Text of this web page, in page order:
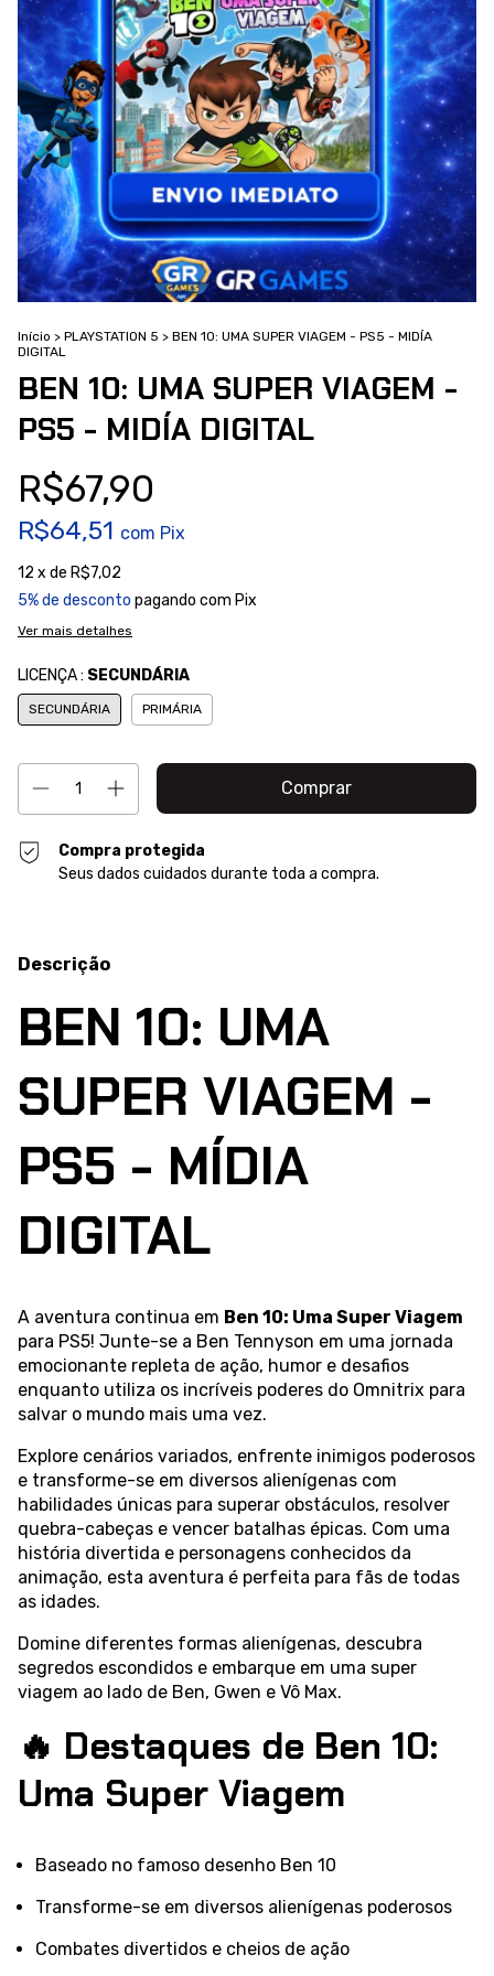
Início > PLAYSTATION 5 > BEN 10: UMA SUPER VIAGEM - PS5 - MIDÍA
DIGITAL
BEN 10: UMA SUPER VIAGEM -
PS5 - MIDÍA DIGITAL
R$67,90
R$64,51 com Pix
12 x de R$7,02
5% de desconto pagando com Pix
Ver mais detalhes
LICENÇA : SECUNDÁRIA
SECUNDÁRIA PRIMÁRIA
Compra protegida
Seus dados cuidados durante toda a compra.
Descrição
BEN 10: UMA
SUPER VIAGEM -
PS5 - MÍDIA
DIGITAL
A aventura continua em Ben 10: Uma Super Viagem
para PS5! Junte-se a Ben Tennyson em uma jornada
emocionante repleta de ação, humor e desafios
enquanto utiliza os incríveis poderes do Omnitrix para
salvar o mundo mais uma vez.
Explore cenários variados, enfrente inimigos poderosos
e transforme-se em diversos alienígenas com
habilidades únicas para superar obstáculos, resolver
quebra-cabeças e vencer batalhas épicas. Com uma
história divertida e personagens conhecidos da
animação, esta aventura é perfeita para fãs de todas
as idades.
Domine diferentes formas alienígenas, descubra
segredos escondidos e embarque em uma super
viagem ao lado de Ben, Gwen e Vô Max.
🔥 Destaques de Ben 10:
Uma Super Viagem
Baseado no famoso desenho Ben 10
Transforme-se em diversos alienígenas poderosos
Combates divertidos e cheios de ação